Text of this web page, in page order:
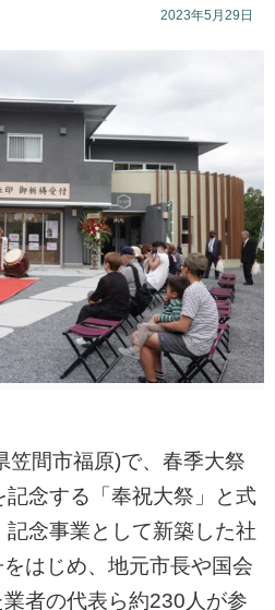
2023年5月29日
笠間市福原)で、春季大祭
念する「奉祝大祭」と式
念事業として新築した社
はじめ、地元市長や国会
者の代表ら約230人が参